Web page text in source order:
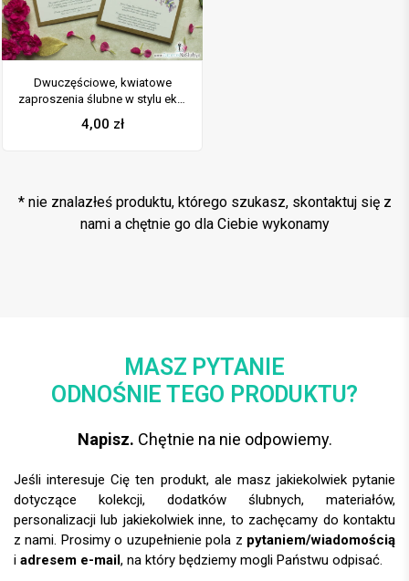
Dwuczęściowe, kwiatowe
zaproszenia ślubne w stylu eko,
z jesiennymi wrzosami. ZAP-76-
11
4,00 zł
* nie znalazłeś produktu, którego szukasz, skontaktuj się z
nami a chętnie go dla Ciebie wykonamy
MASZ PYTANIE
ODNOŚNIE TEGO PRODUKTU?
Napisz. Chętnie na nie odpowiemy.
Jeśli interesuje Cię ten produkt, ale masz jakiekolwiek pytanie
dotyczące kolekcji, dodatków ślubnych, materiałów,
personalizacji lub jakiekolwiek inne, to zachęcamy do kontaktu
z nami. Prosimy o uzupełnienie pola z pytaniem/wiadomością
i adresem e-mail, na który będziemy mogli Państwu odpisać.